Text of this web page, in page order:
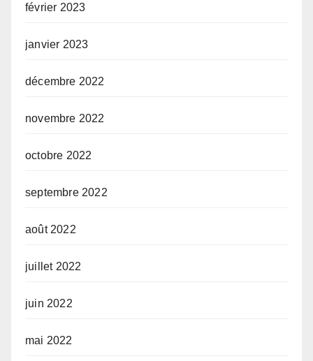
février 2023
janvier 2023
décembre 2022
novembre 2022
octobre 2022
septembre 2022
août 2022
juillet 2022
juin 2022
mai 2022